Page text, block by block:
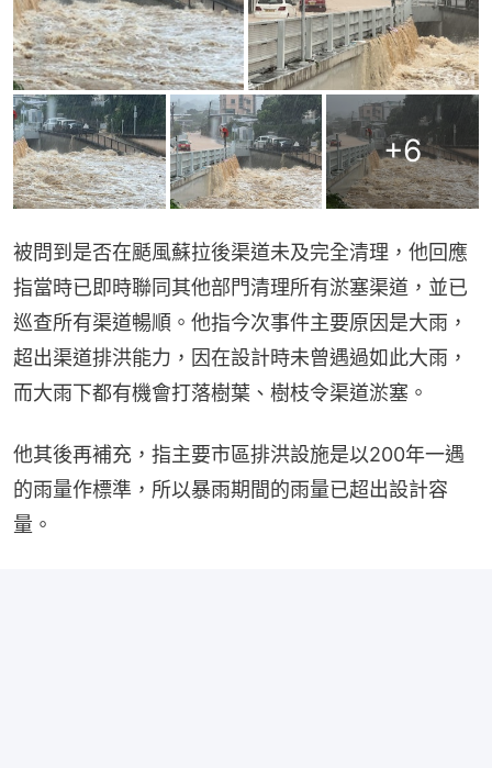
+6
被問到是否在颳風蘇拉後渠道未及完全清理，他回應
指當時已即時聯同其他部門清理所有淤塞渠道，並已
巡查所有渠道暢順。他指今次事件主要原因是大雨，
超出渠道排洪能力，因在設計時未曾遇過如此大雨，
而大雨下都有機會打落樹葉、樹枝令渠道淤塞。
他其後再補充，指主要市區排洪設施是以200年一遇
的雨量作標準，所以暴雨期間的雨量已超出設計容
量。